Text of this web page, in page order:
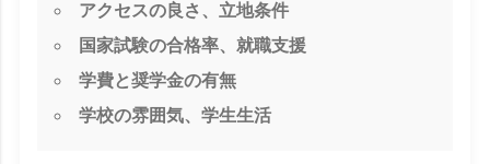
アクセスの良さ、立地条件
国家試験の合格率、就職支援
学費と奨学金の有無
学校の雰囲気、学生生活